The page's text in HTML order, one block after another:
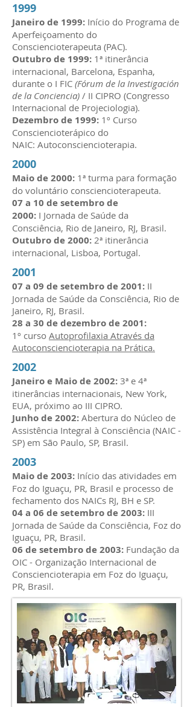
1999
Janeiro de 1999: Início do Programa de
Aperfeiçoamento do
Consciencioterapeuta (PAC).
Outubro de 1999: 1ª itinerância
internacional, Barcelona, Espanha,
durante o I FIC (Fórum de la Investigación
de la Conciencia) / II CIPRO (Congresso
Internacional de Projeciologia).
Dezembro de 1999: 1º Curso
Consciencioterápico do
NAIC: Autoconsciencioterapia.
2000
Maio de 2000: 1ª turma para formação
do voluntário consciencioterapeuta.
07 a 10 de setembro de
2000: I Jornada de Saúde da
Consciência, Rio de Janeiro, RJ, Brasil.
Outubro de 2000: 2ª itinerância
internacional, Lisboa, Portugal.
2001
07 a 09 de setembro de 2001: II
Jornada de Saúde da Consciência, Rio de
Janeiro, RJ, Brasil.
28 a 30 de dezembro de 2001:
1º curso Autoprofilaxia Através da
Autoconsciencioterapia na Prática.
2002
Janeiro e Maio de 2002: 3ª e 4ª
itinerâncias internacionais, New York,
EUA, próximo ao III CIPRO.
Junho de 2002: Abertura do Núcleo de
Assistência Integral à Consciência (NAIC -
SP) em São Paulo, SP, Brasil.
2003
Maio de 2003: Início das atividades em
Foz do Iguaçu, PR, Brasil e processo de
fechamento dos NAICs RJ, BH e SP.
04 a 06 de setembro de 2003: III
Jornada de Saúde da Consciência, Foz do
Iguaçu, PR, Brasil.
06 de setembro de 2003: Fundação da
OIC - Organização Internacional de
Consciencioterapia em Foz do Iguaçu,
PR, Brasil.